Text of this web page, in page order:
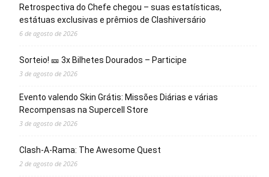
Retrospectiva do Chefe chegou – suas estatísticas,
estátuas exclusivas e prêmios de Clashiversário
6 de agosto de 2026
Sorteio! 🎫 3x Bilhetes Dourados – Participe
3 de agosto de 2026
Evento valendo Skin Grátis: Missões Diárias e várias
Recompensas na Supercell Store
3 de agosto de 2026
Clash-A-Rama: The Awesome Quest
2 de agosto de 2026